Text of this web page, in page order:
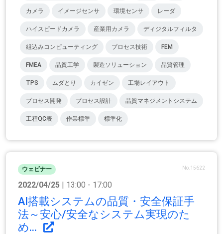
カメラ イメージセンサ 環境センサ レーダ
ハイスピードカメラ 産業用カメラ ディジタルフィルタ
組込みコンピューティング プロセス技術 FEM
FMEA 品質工学 製造ソリューション 品質管理
TPS ムダとり カイゼン 工場レイアウト
プロセス開発 プロセス設計 品質マネジメントシステム
工程QC表 作業標準 標準化
ウェビナー No.15622
2022/04/25 | 13:00 - 17:00
AI搭載システムの品質・安全保証手
法～安心/安全なシステム実現のた
め...